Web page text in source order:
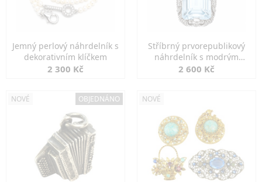
Jemný perlový náhrdelník s
dekorativním klíčkem
2 300 Kč
Stříbrný prvorepublikový
náhrdelník s modrým
spinelem
2 600 Kč
NOVÉ OBJEDNÁNO NOVÉ